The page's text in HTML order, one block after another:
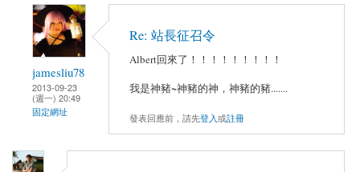
jamesliu78
2013-09-23
(週一) 20:49
固定網址
Re: 站長征召令
Albert回來了！！！！！！！！！
我是神豬~神豬的神，神豬的豬.......
發表回應前，請先登入或註冊